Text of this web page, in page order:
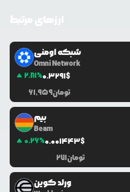
شبکه اومنی
Omni Network
2.81%0.3291$
61,959تومان
بیم
Beam
0.26%0.001443$
271تومان
ورلد کوین